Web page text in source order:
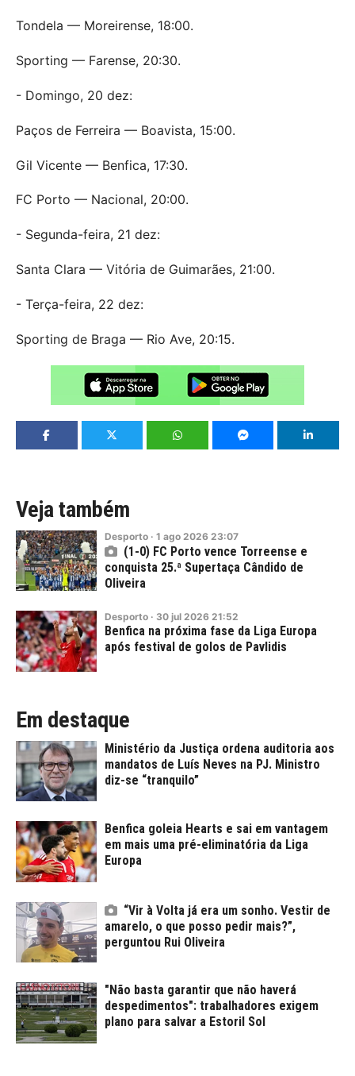
Tondela — Moreirense, 18:00.
Sporting — Farense, 20:30.
- Domingo, 20 dez:
Paços de Ferreira — Boavista, 15:00.
Gil Vicente — Benfica, 17:30.
FC Porto — Nacional, 20:00.
- Segunda-feira, 21 dez:
Santa Clara — Vitória de Guimarães, 21:00.
- Terça-feira, 22 dez:
Sporting de Braga — Rio Ave, 20:15.
Veja também
Desporto · 1 ago 2026 23:07
(1-0) FC Porto vence Torreense e
conquista 25.ª Supertaça Cândido de
Oliveira
Desporto · 30 jul 2026 21:52
Benfica na próxima fase da Liga Europa
após festival de golos de Pavlidis
Em destaque
Ministério da Justiça ordena auditoria aos
mandatos de Luís Neves na PJ. Ministro
diz-se “tranquilo”
Benfica goleia Hearts e sai em vantagem
em mais uma pré-eliminatória da Liga
Europa
“Vir à Volta já era um sonho. Vestir de
amarelo, o que posso pedir mais?”,
perguntou Rui Oliveira
"Não basta garantir que não haverá
despedimentos": trabalhadores exigem
plano para salvar a Estoril Sol